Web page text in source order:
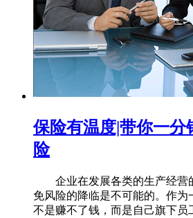
保险有温度|带你一分
险
企业在发展各类的生产经营
免风险的降临是不可能的。作为
不是赚不了钱，而是自己旗下员